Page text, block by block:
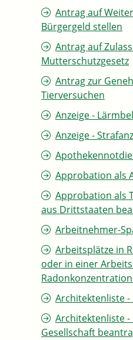
Antrag auf
Bürgergeld stellen
Antrag auf
Mutterschutzgesetz
Antrag zur
Tierversuchen
Anzeige -
Anzeige -
Approbation als
Approbation als
aus Drittstaaten
Arbeitnehmer-
Arbeitsplätze in
oder in einer
Architektenliste
Architektenliste
Gesellschaft